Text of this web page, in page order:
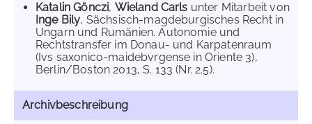
Katalin Gönczi, Wieland Carls unter Mitarbeit von
Inge Bily, Sächsisch-magdeburgisches Recht in
Ungarn und Rumänien. Autonomie und
Rechtstransfer im Donau- und Karpatenraum
(Ivs saxonico-maidebvrgense in Oriente 3),
Berlin/Boston 2013, S. 133 (Nr. 2.5).
Archivbeschreibung